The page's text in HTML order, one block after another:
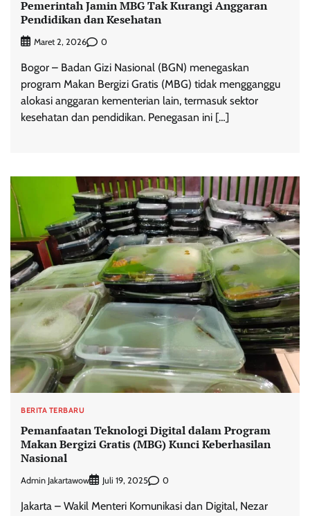
Pemerintah Jamin MBG Tak Kurangi Anggaran
Pendidikan dan Kesehatan
Maret 2, 2026 0
Bogor – Badan Gizi Nasional (BGN) menegaskan
program Makan Bergizi Gratis (MBG) tidak mengganggu
alokasi anggaran kementerian lain, termasuk sektor
kesehatan dan pendidikan. Penegasan ini […]
BERITA TERBARU
Pemanfaatan Teknologi Digital dalam Program
Makan Bergizi Gratis (MBG) Kunci Keberhasilan
Nasional
Admin Jakartawow Juli 19, 2025 0
Jakarta – Wakil Menteri Komunikasi dan Digital, Nezar